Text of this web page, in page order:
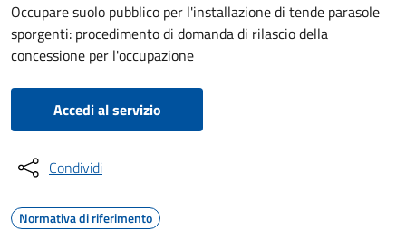
Occupare suolo pubblico per l'installazione di tende parasole
sporgenti: procedimento di domanda di rilascio della
concessione per l'occupazione
Accedi al servizio
Condividi
Normativa di riferimento